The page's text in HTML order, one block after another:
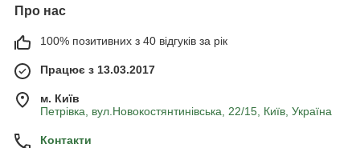
Про нас
100% позитивних з 40 відгуків за рік
Працює з 13.03.2017
м. Київ
Петрівка, вул.Новокостянтинівська, 22/15, Київ, Україна
Контакти